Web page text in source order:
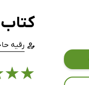
رقیه
★
★